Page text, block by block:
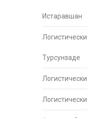
Истаравшан
Турсунзаде